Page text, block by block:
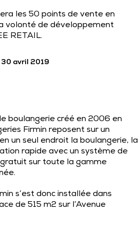
les 50 points de vente en
volonté de développement
RETAIL.
30 avril 2019
boulangerie créé en 2006 en
Firmin reposent sur un
un seul endroit la boulangerie, la
rapide avec un système de
sur toute la gamme
s’est donc installée dans
de 515 m2 sur l’Avenue